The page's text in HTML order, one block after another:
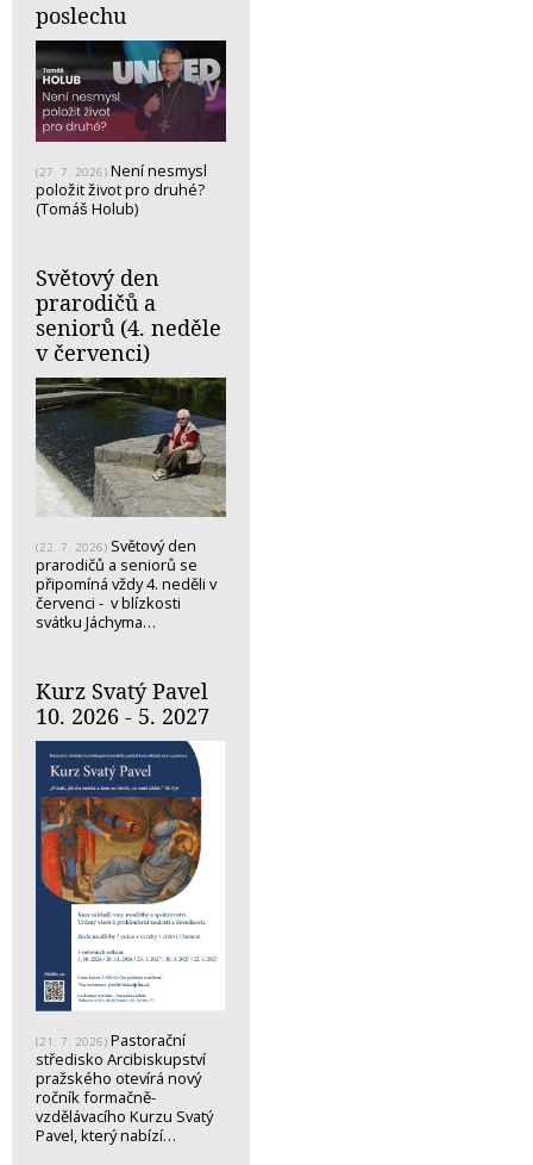
poslechu
(27. 7. 2026) Není nesmysl
položit život pro druhé?
(Tomáš Holub)
Světový den
prarodičů a
seniorů (4. neděle
v červenci)
(22. 7. 2026) Světový den
prarodičů a seniorů se
připomíná vždy 4. neděli v
červenci - v blízkosti
svátku Jáchyma…
Kurz Svatý Pavel
10. 2026 - 5. 2027
(21. 7. 2026) Pastorační
středisko Arcibiskupství
pražského otevírá nový
ročník formačně-
vzdělávacího Kurzu Svatý
Pavel, který nabízí…